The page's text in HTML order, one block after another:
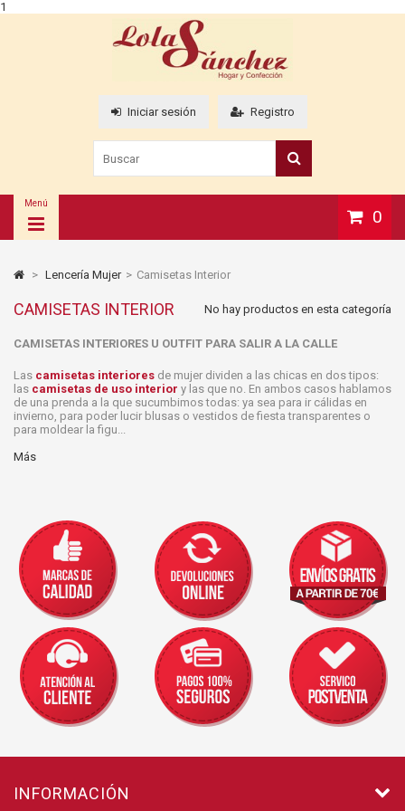
1
Iniciar sesión Registro
Menú
0
> Lencería Mujer > Camisetas Interior
CAMISETAS INTERIOR No hay productos en esta categoría
CAMISETAS INTERIORES U OUTFIT PARA SALIR A LA CALLE
Las camisetas interiores de mujer dividen a las chicas en dos tipos:
las camisetas de uso interior y las que no. En ambos casos hablamos
de una prenda a la que sucumbimos todas: ya sea para ir cálidas en
invierno, para poder lucir blusas o vestidos de fiesta transparentes o
para moldear la figu...
Más
INFORMACIÓN